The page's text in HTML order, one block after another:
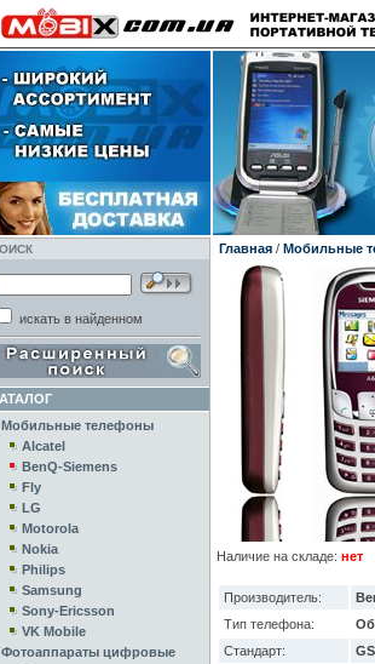
искать в найденном
Мобильные телефоны
Alcatel
BenQ-Siemens
Fly
LG
Motorola
Nokia
Philips
Samsung
Sony-Ericsson
VK Mobile
Фотоаппараты цифровые
Главная/ Мобильные
Наличие на складе: нет
Производитель:
Тип телефона:
Стандарт: